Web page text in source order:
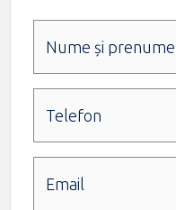
Nume și prenume
Telefon
Email